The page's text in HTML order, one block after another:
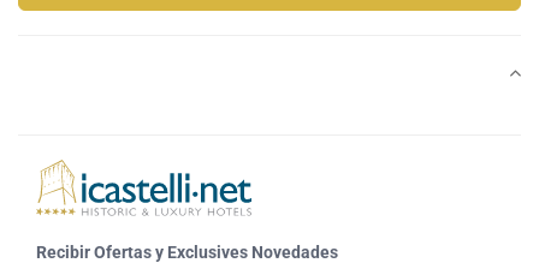
Recibir Ofertas y Exclusives Novedades